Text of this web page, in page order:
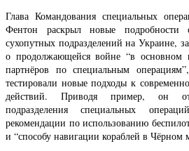
Глава Командования специальных
Фентон раскрыл новые подробности
сухопутных подразделений на Украине,
о продолжающейся войне “в основном
партнёров по специальным
тестировали новые подходы к
действий. Приводя пример, он
подразделения специальных
рекомендации по использованию
и “способу навигации кораблей в Чёрном